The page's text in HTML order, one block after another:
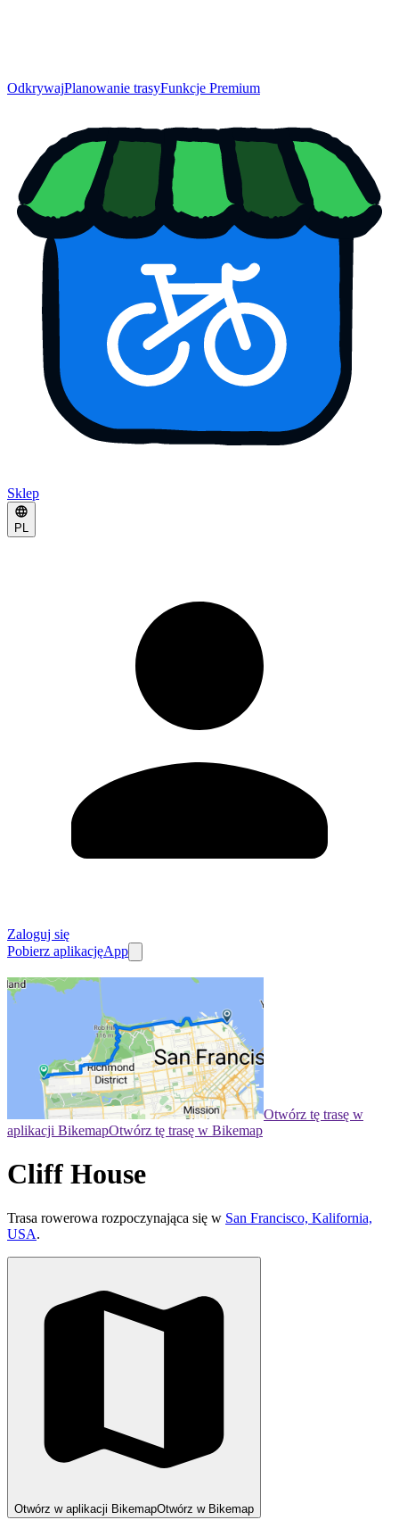
OdkrywajPlanowanie trasyFunkcje Premium
Sklep
PL
Zaloguj się
Pobierz aplikacjęApp
Otwórz tę trasę w
aplikacji BikemapOtwórz tę trasę w Bikemap
Cliff House
Trasa rowerowa rozpoczynająca się w San Francisco, Kalifornia,
USA.
Otwórz w aplikacji BikemapOtwórz w Bikemap